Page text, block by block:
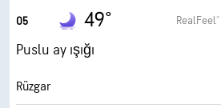
Çiy Noktası
AccuLumen Brightness Index™
Bulutlarla Kaplı
05 49° RealFeel®
Puslu ay ışığı
Rüzgar